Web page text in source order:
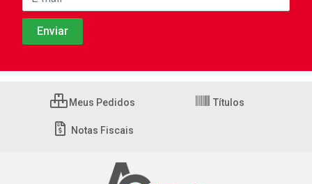
Meus Pedidos Títulos
Notas Fiscais